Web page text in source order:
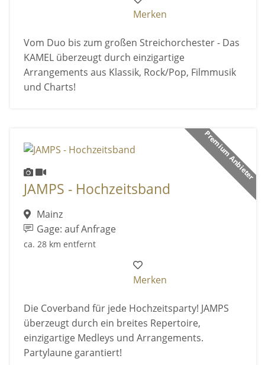
Merken
Vom Duo bis zum großen Streichorchester - Das
KAMEL überzeugt durch einzigartige
Arrangements aus Klassik, Rock/Pop, Filmmusik
und Charts!
Premium Anbieter
JAMPS - Hochzeitsband
Mainz
Gage: auf Anfrage
ca. 28 km entfernt
Merken
Die Coverband für jede Hochzeitsparty! JAMPS
überzeugt durch ein breites Repertoire,
einzigartige Medleys und Arrangements.
Partylaune garantiert!